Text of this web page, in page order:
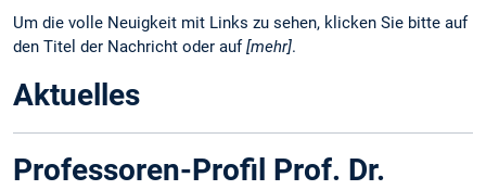
Um die volle Neuigkeit mit Links zu sehen, klicken Sie bitte auf
den Titel der Nachricht oder auf [mehr].
Aktuelles
Professoren-Profil Prof. Dr.